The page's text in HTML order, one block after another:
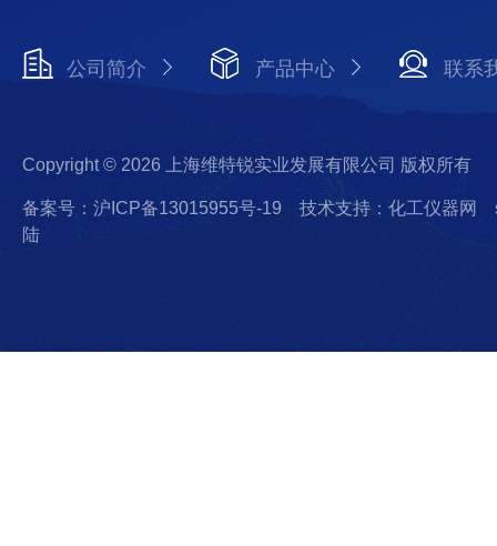
公司简介 产品中心 联系
Copyright © 2026 上海维特锐实业发展有限公司 版权所有
备案号：沪ICP备13015955号-19 技术支持：化工仪器网
陆